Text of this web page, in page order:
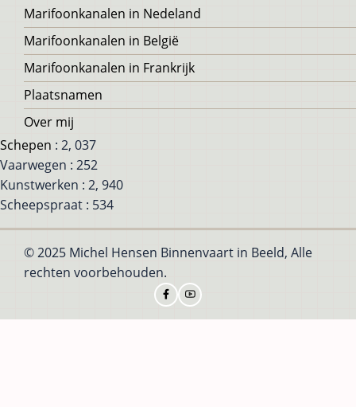
Voet
Marifoonkanalen in Nedeland
Marifoonkanalen in België
Marifoonkanalen in Frankrijk
Plaatsnamen
Over mij
Schepen : 2, 037
Vaarwegen : 252
Kunstwerken : 2, 940
Scheepspraat : 534
© 2025 Michel Hensen Binnenvaart in Beeld, Alle
rechten voorbehouden.